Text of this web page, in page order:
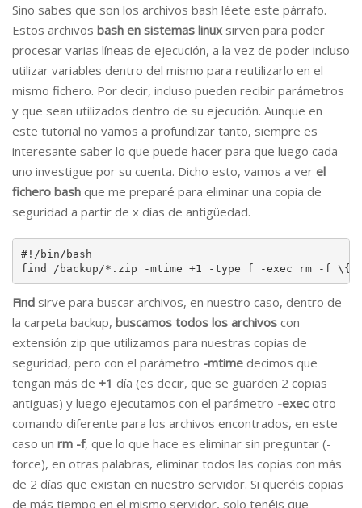
Sino sabes que son los archivos bash léete este párrafo.
Estos archivos bash en sistemas linuxsirven para poder
procesar varias líneas de ejecución, a la vez de poder incluso
utilizar variables dentro del mismo para reutilizarlo en el
mismo fichero. Por decir, incluso pueden recibir parámetros
y que sean utilizados dentro de su ejecución. Aunque en
este tutorial no vamos a profundizar tanto, siempre es
interesante saber lo que puede hacer para que luego cada
uno investigue por su cuenta. Dicho esto, vamos a ver el
fichero bash que me preparé para eliminar una copia de
seguridad a partir de x días de antigüedad.
#!/bin/bash
find /backup/*.zip -mtime +1 -type f -exec rm -f
Find sirve para buscar archivos, en nuestro caso, dentro de
la carpeta backup, buscamos todos los archivos con
extensión zip que utilizamos para nuestras copias de
seguridad, pero con el parámetro -mtime decimos que
tengan más de +1 día (es decir, que se guarden 2 copias
antiguas) y luego ejecutamos con el parámetro -exec otro
comando diferente para los archivos encontrados, en este
caso un rm -f, que lo que hace es eliminar sin preguntar (-
force), en otras palabras, eliminar todos las copias con más
de 2 días que existan en nuestro servidor. Si queréis copias
de más tiempo en el mismo servidor, solo tenéis que